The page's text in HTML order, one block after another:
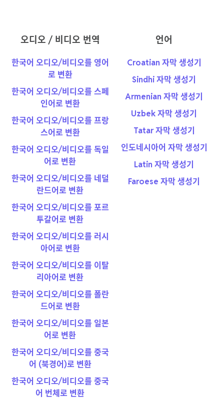
오디오 / 비디오 번역
한국어 오디오/비디오를 영어
로 변환
한국어 오디오/비디오를 스페
인어로 변환
한국어 오디오/비디오를 프랑
스어로 변환
한국어 오디오/비디오를 독일
어로 변환
한국어 오디오/비디오를 네덜
란드어로 변환
한국어 오디오/비디오를 포르
투갈어로 변환
한국어 오디오/비디오를 러시
아어로 변환
한국어 오디오/비디오를 이탈
리아어로 변환
한국어 오디오/비디오를 폴란
드어로 변환
한국어 오디오/비디오를 일본
어로 변환
한국어 오디오/비디오를 중국
어 (북경어)로 변환
한국어 오디오/비디오를 중국
어 번체로 변환
언어
Croatian 자막 생성기
Sindhi 자막 생성기
Armenian 자막 생성기
Uzbek 자막 생성기
Tatar 자막 생성기
인도네시아어 자막 생성기
Latin 자막 생성기
Faroese 자막 생성기